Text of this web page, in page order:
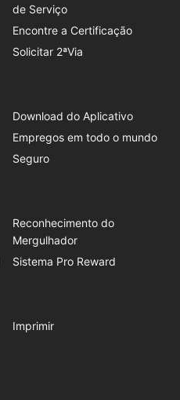
de Serviço
Encontre a Certificação
Solicitar 2ªVia
Download do Aplicativo
Empregos em todo o mundo
Seguro
Reconhecimento do
Mergulhador
Sistema Pro Reward
Imprimir